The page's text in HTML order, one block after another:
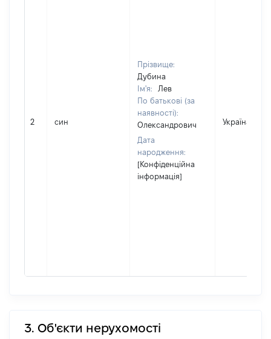
2 син
Прізвище:
Дубина
Ім'я:
Лев
По батькові (за
наявності):
Олександрович
Дата
народження:
[Конфіденційна
інформація]
Україна
3. Об'єкти нерухомості